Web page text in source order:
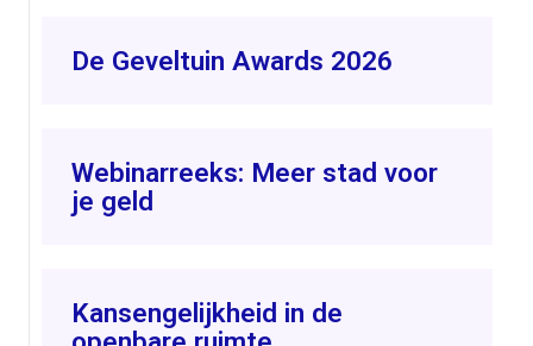
De Geveltuin Awards 2026
Webinarreeks: Meer stad voor
je geld
Kansengelijkheid in de